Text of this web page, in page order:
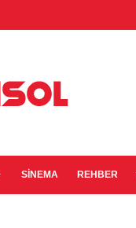
SINEMA REHBER